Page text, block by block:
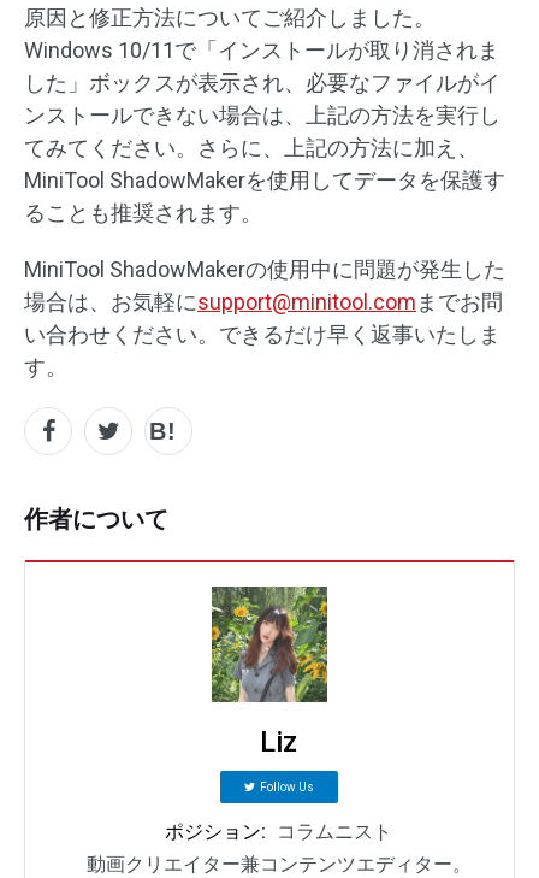
原因と修正方法についてご紹介しました。
Windows 10/11で「インストールが取り消されま
した」ボックスが表示され、必要なファイルがイ
ンストールできない場合は、上記の方法を実行し
てみてください。さらに、上記の方法に加え、
MiniTool ShadowMakerを使用してデータを保護す
ることも推奨されます。
MiniTool ShadowMakerの使用中に問題が発生した
場合は、お気軽にsupport@minitool.comまでお問
い合わせください。できるだけ早く返事いたしま
す。
作者について
Liz
Follow Us
ポジション:
コラムニスト
動画クリエイター兼コンテンツエディター。